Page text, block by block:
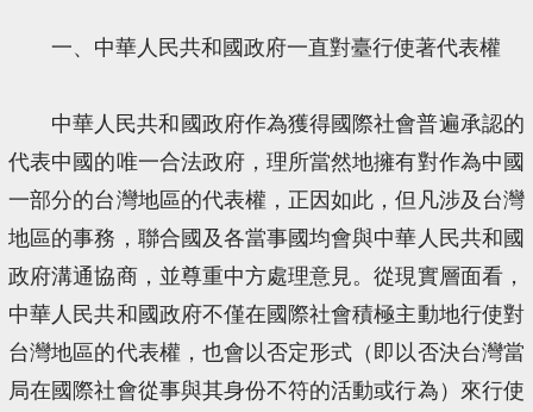
一、中華人民共和國政府一直對臺行使著代表權
中華人民共和國政府作為獲得國際社會普遍承認的
代表中國的唯一合法政府，理所當然地擁有對作為中國
一部分的台灣地區的代表權，正因如此，但凡涉及台灣
地區的事務，聯合國及各當事國均會與中華人民共和國
政府溝通協商，並尊重中方處理意見。從現實層面看，
中華人民共和國政府不僅在國際社會積極主動地行使對
台灣地區的代表權，也會以否定形式（即以否決台灣當
局在國際社會從事與其身份不符的活動或行為）來行使